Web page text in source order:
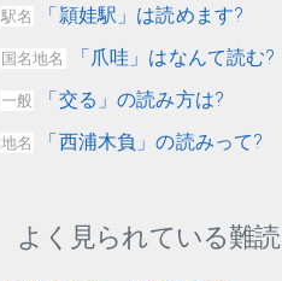
駅名 「頴娃駅」は読めます?
国名地名 「爪哇」はなんて読む?
一般 「交る」の読み方は?
地名 「西浦木負」の読みって?
よく見られている難読